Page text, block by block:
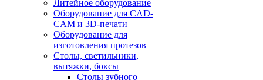
Литейное оборудование
Оборудование для CAD-
CAM и 3D-печати
Оборудование для
изготовления протезов
Cтолы, светильники,
вытяжки, боксы
Столы зубного